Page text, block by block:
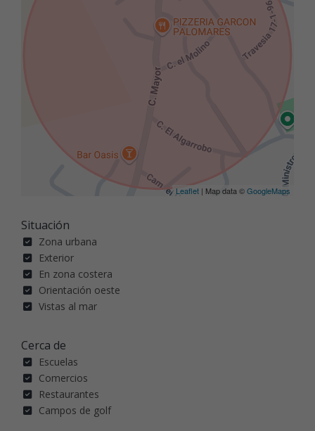
Leaflet | Map data ©GoogleMaps
Situación
Zona urbana
Exterior
En zona costera
Orientación oeste
Vistas al mar
Cerca de
Escuelas
Comercios
Restaurantes
Campos de golf